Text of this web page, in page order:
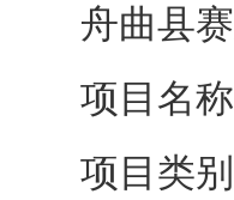
舟曲县
项目名
项目类